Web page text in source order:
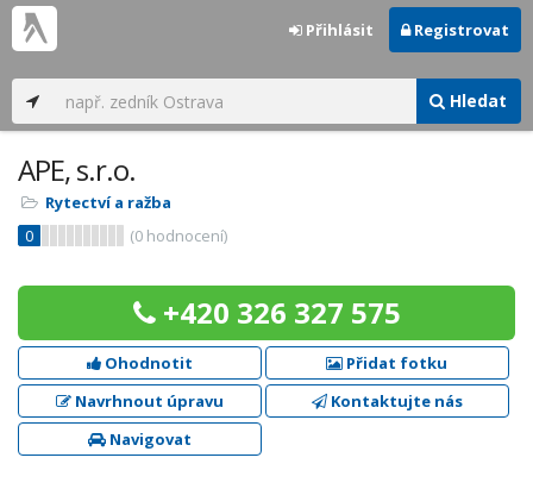
Hledat
Přihlásit Registrovat
APE, s.r.o.
Rytectví a ražba
0
(0 hodnocení)
+420 326 327 575
Ohodnotit
Přidat fotku
Navrhnout úpravu
Kontaktujte nás
Navigovat